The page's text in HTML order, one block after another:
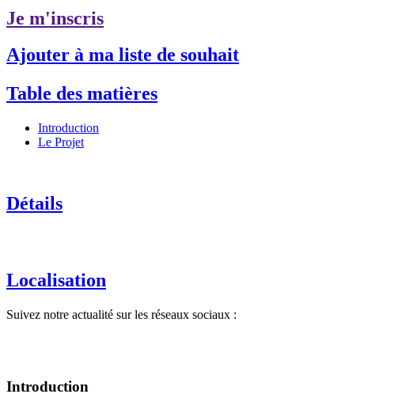
Je m'inscris
Ajouter à ma liste de souhait
Table des matières
Introduction
Le Projet
Détails
Localisation
Suivez notre actualité sur les réseaux sociaux :
Introduction